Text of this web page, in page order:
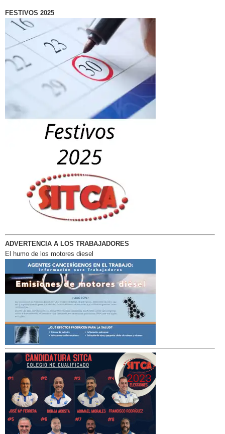
FESTIVOS 2025
ADVERTENCIA A LOS TRABAJADORES
El humo de los motores diesel